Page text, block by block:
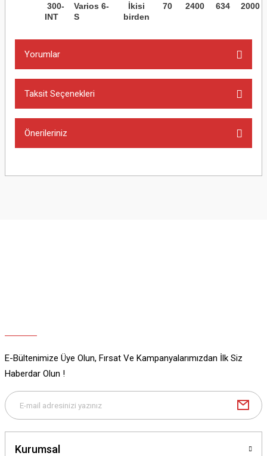
300-
INT
Varios 6-
S
İkisi
birden
70 2400 634 2000
Yorumlar
Taksit Seçenekleri
Önerileriniz
E-Bültenimize Üye Olun, Fırsat Ve Kampanyalarımızdan İlk Siz
Haberdar Olun !
Kurumsal